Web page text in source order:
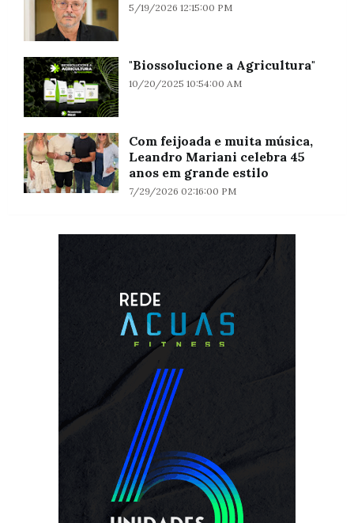
5/19/2026 12:15:00 PM
"Biossolucione a Agricultura"
10/20/2025 10:54:00 AM
Com feijoada e muita música,
Leandro Mariani celebra 45
anos em grande estilo
7/29/2026 02:16:00 PM